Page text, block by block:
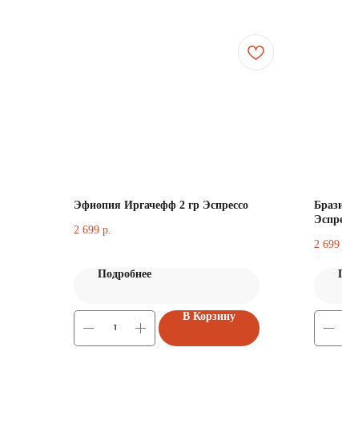
Эфиопия Иргачефф 2 гр Эспрессо
2 699 р.
Подробнее
В Корзину
2 699